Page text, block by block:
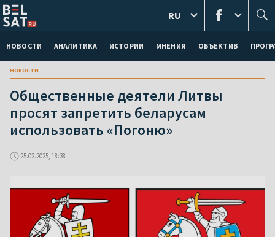
НОВОСТИ АНАЛИТИКА ИСТОРИИ МНЕНИЯ ОБЪЕКТИВ
RU
новости
Общественные деятели Литвы
просят запретить беларусам
использовать «Погоню»
25.02.2025, 18:38